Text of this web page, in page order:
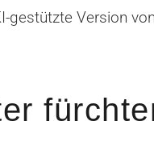
Version